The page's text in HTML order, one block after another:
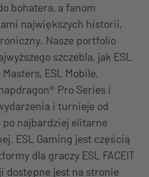
bohatera, a fanom
największych historii,
Nasze portfolio
szczebla, jak ESL
ESL Mobile,
Pro Series i
i turnieje od
najbardziej elitarne
ESL Gaming jest częścią
dla graczy ESL FACEIT
dostępne jest na stronie